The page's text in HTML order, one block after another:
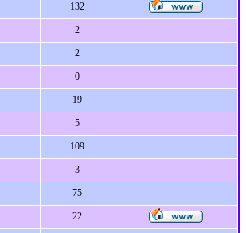
132
2
2
0
19
5
109
3
75
22